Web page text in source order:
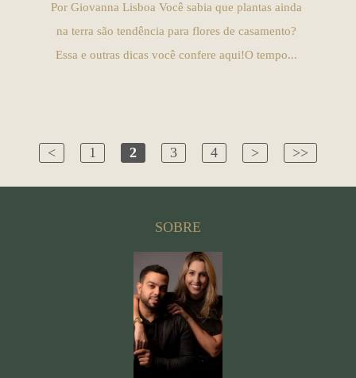
Por Giovanna Lisboa Você sabia que plantas ainda
na terra são tendência para flores de casamento?
Essa e outras dicas você confere aqui!O tempo...
< 1 2 3 4 > >>
SOBRE